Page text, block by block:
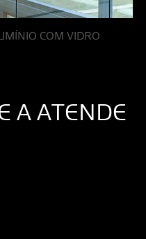
COM VIDRO
A ATENDE